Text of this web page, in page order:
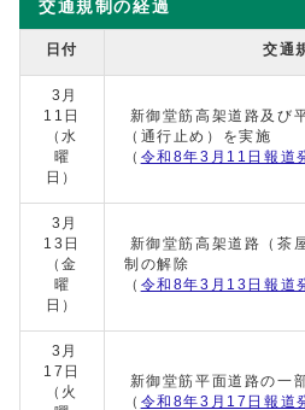
交通規制の経過
日付 交通
3月
11日
（水
曜
日）
新御堂筋高架道路及び
（通行止め）を実施
（ 令和8年3月11日報道
3月
13日
（金
曜
日）
新御堂筋高架道路（茶
制の解除
（ 令和8年3月13日報道
3月
17日
（火
新御堂筋平面道路の一
（ 令和8年3月17日報道